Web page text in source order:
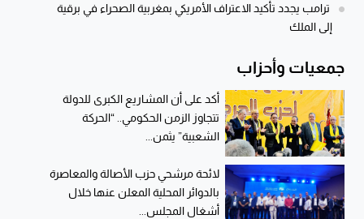
ترامب يجدد تأكيد الاعتراف الأمريكي بمغربية الصحراء في برقية
إلى الملك
جمعيات وأحزاب
أكد على أن المشاريع الكبرى للدولة
تتجاوز الزمن الحكومي.. “الحركة
الشعبية” يثمن...
لائحة مرشحي حزب الأصالة والمعاصرة
بالدوائر المحلية المعلن عنها خلال
أشغال المجلس...